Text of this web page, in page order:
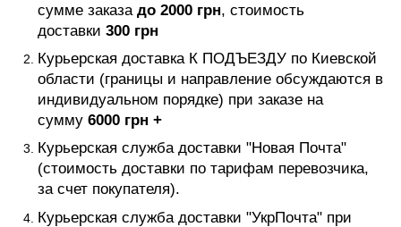
сумме заказа до 2000 грн, стоимость
доставки 300 грн
Курьерская доставка К ПОДЪЕЗДУ по Киевской
области (границы и направление обсуждаются в
индивидуальном порядке) при заказе на
сумму 6000 грн +
Курьерская служба доставки "Новая Почта"
(стоимость доставки по тарифам перевозчика,
за счет покупателя).
Курьерская служба доставки "УкрПочта" при